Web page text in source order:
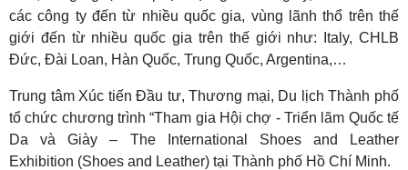
các công ty đến từ nhiều quốc gia, vùng lãnh thổ trên thế
giới đến từ nhiều quốc gia trên thế giới như: Italy, CHLB
Đức, Đài Loan, Hàn Quốc, Trung Quốc, Argentina,…
Trung tâm Xúc tiến Đầu tư, Thương mại, Du lịch Thành phố
tổ chức chương trình “Tham gia Hội chợ - Triển lãm Quốc tế
Da và Giày – The International Shoes and Leather
Exhibition (Shoes and Leather) tại Thành phố Hồ Chí Minh.